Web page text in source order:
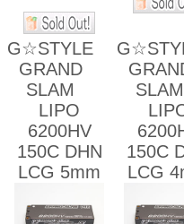
G☆STYLE
GRAND
SLAM
LIPO
6200HV
150C DHN
LCG 5mm
150C
LCG